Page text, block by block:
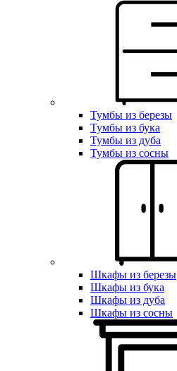
Тумбы из березы
Тумбы из бука
Тумбы из дуба
Тумбы из сосны
Шкафы из березы
Шкафы из бука
Шкафы из дуба
Шкафы из сосны